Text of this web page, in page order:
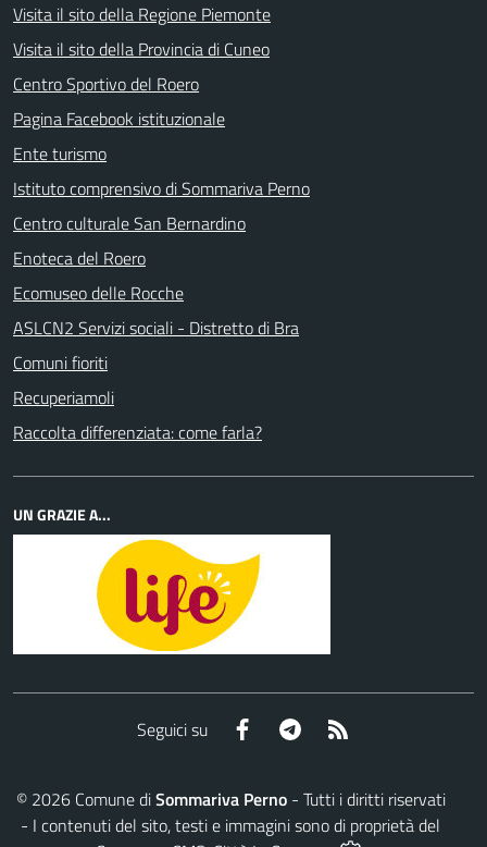
Visita il sito della Regione Piemonte
Visita il sito della Provincia di Cuneo
Centro Sportivo del Roero
Pagina Facebook istituzionale
Ente turismo
Istituto comprensivo di Sommariva Perno
Centro culturale San Bernardino
Enoteca del Roero
Ecomuseo delle Rocche
ASLCN2 Servizi sociali - Distretto di Bra
Comuni fioriti
Recuperiamoli
Raccolta differenziata: come farla?
UN GRAZIE A...
Seguici su Facebook Telegram
© 2026Comune diSommariva Perno- Tutti i diritti riservati
- I contenuti del sito, testi e immagini sono di proprietà del